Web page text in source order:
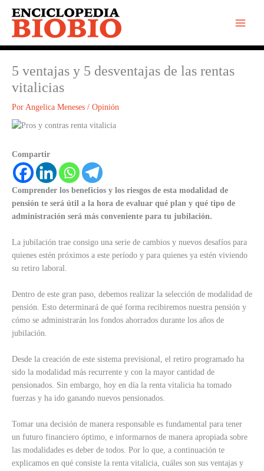
contenido
5 ventajas y 5 desventajas de las rentas
vitalicias
Por Angelica Meneses / Opinión
Compartir
Comprender los beneficios y los riesgos de esta modalidad de
pensión te será útil a la hora de evaluar qué plan y qué tipo de
administración será más conveniente para tu jubilación.
La jubilación trae consigo una serie de cambios y nuevos desafíos para
quienes estén próximos a este período y para quienes ya estén viviendo
su retiro laboral.
Dentro de este gran paso, debemos realizar la selección de modalidad de
pensión. Esto determinará de qué forma recibiremos nuestra pensión y
cómo se administrarán los fondos ahorrados durante los años de
jubilación.
Desde la creación de este sistema previsional, el retiro programado ha
sido la modalidad más recurrente y con la mayor cantidad de
pensionados. Sin embargo, hoy en día la renta vitalicia ha tomado
fuerzas y ha ido ganando nuevos pensionados.
Tomar una decisión de manera responsable es fundamental para tener
un futuro financiero óptimo, e informarnos de manera apropiada sobre
las modalidades es deber de todos. Por lo que, a continuación te
explicamos en qué consiste la renta vitalicia, cuáles son sus ventajas y